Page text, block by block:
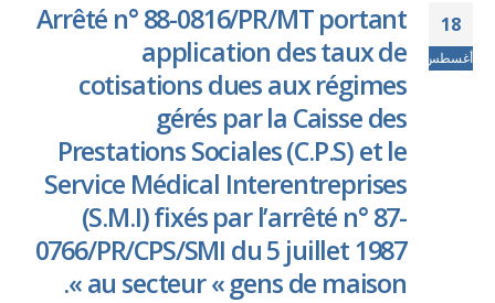
18
أغسطس
Arrêté n° 88-0816/PR/MT portant
application des taux de
cotisations dues aux régimes
gérés par la Caisse des
Prestations Sociales (C.P.S) et le
Service Médical Interentreprises
(S.M.I) fixés par l’arrêté n° 87-
0766/PR/CPS/SMI du 5 juillet 1987
au secteur « gens de maison ».